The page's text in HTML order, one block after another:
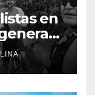
en